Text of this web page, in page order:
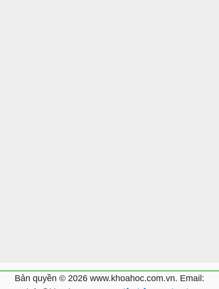
Bản quyền © 2026 www.khoahoc.com.vn. Email: